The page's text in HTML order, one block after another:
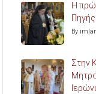
Η
By
Στην